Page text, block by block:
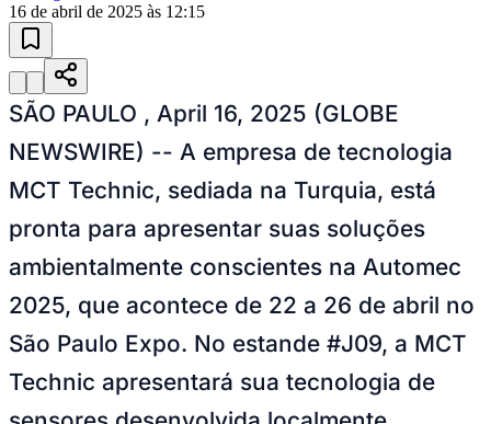
Vitória
JB Negócios e DINO
16 de abril de 2025 às 12:15
SÃO PAULO , April 16, 2025 (GLOBE
NEWSWIRE) -- A empresa de tecnologia
MCT Technic, sediada na Turquia, está
pronta para apresentar suas soluções
2025, que acontece de 22 a 26 de abril no
São Paulo Expo. No estande #J09, a MCT
Technic apresentará sua tecnologia de